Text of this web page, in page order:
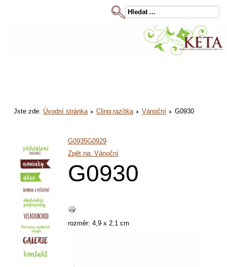
Jste zde: Úvodní stránka Cling razítka Vánoční G0930
G0935G0929
Zpět na: Vánoční
G0930
rozměr: 4,9 x 2,1 cm